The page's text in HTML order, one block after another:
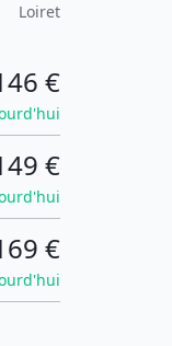
Loiret
€
€
€